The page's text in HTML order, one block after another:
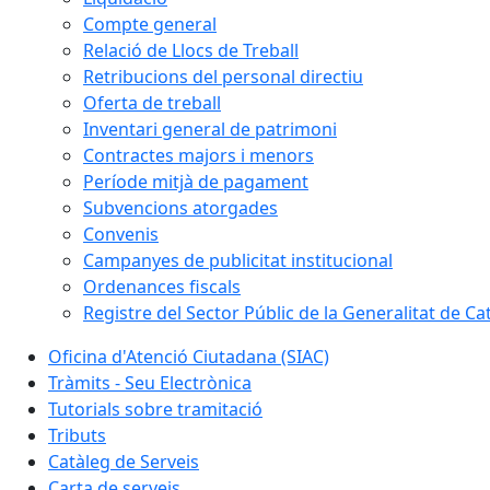
Compte general
Relació de Llocs de Treball
Retribucions del personal directiu
Oferta de treball
Inventari general de patrimoni
Contractes majors i menors
Període mitjà de pagament
Subvencions atorgades
Convenis
Campanyes de publicitat institucional
Ordenances fiscals
Registre del Sector Públic de la Generalitat de
Oficina d'Atenció Ciutadana (SIAC)
Tràmits - Seu Electrònica
Tutorials sobre tramitació
Tributs
Catàleg de Serveis